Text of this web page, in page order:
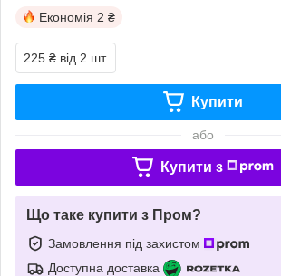
Економія 2 ₴
225 ₴ від 2 шт.
Купити
або
Купити з
Що таке купити з Пром?
Замовлення під захистом
Доступна доставка